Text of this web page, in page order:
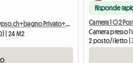
Bordeaux, Tram D Stazione Calypso.ch+bagno Privato+wc
| 24 M2
Risponde
Camera 1 O 2
Camera presso
2 posto/i letto |